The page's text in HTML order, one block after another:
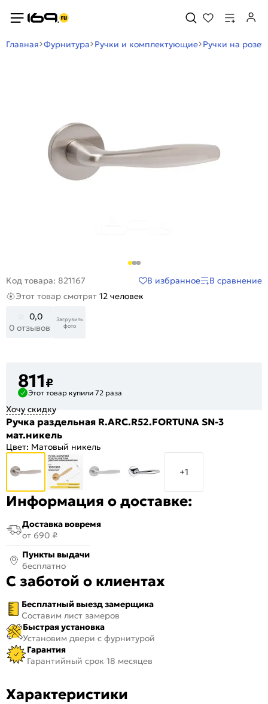
Главная Фурнитура Ручки и комплектующие Ручки на
Код товара: 821167 В избранное
В сравнение
Этот товар смотрят 12 человек
0,0
0 отзывов
Загрузить
фото
811₽
Этот товар купили 72 раза
Хочу скидку
Ручка раздельная R.ARC.R52.FORTUNA SN-3
мат.никель
Цвет: Матовый никель
+1
Информация о доставке:
Доставка вовремя
от 690 ₽
Пункты выдачи
бесплатно
С заботой о клиентах
Бесплатный выезд замерщика
Составим лист замеров
Быстрая установка
Установим двери с фурнитурой
Гарантия
Гарантийный срок 18 месяцев
Характеристики